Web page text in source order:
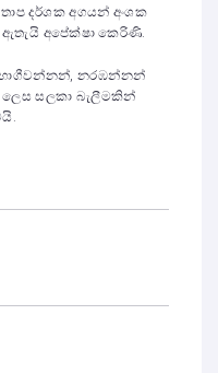
දර්ශක අගයන් අංශක
අපේක්ෂා කෙරිණි.
නරඹන්නන්
සලකා බැලීමකින්